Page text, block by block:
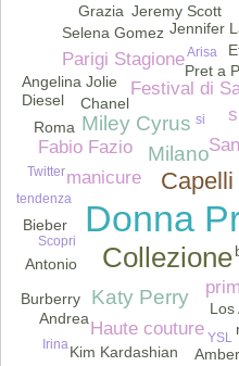
Donna
Collezione
Capelli
Milano
Katy Perry
Miley Cyrus
Haute couture
manicure
Festival di
Fabio Fazio
Parigi Stagione
Kim Kardashian
Pret a
Los
Antonio
Chanel
Jennifer
Angelina Jolie
Burberry
Selena Gomez
Andrea
Bieber
Diesel
Grazia Jeremy Scott
Roma
Scopri
si
tendenza
Twitter
YSL
Arisa
Irina